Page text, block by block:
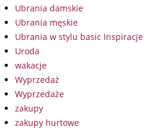
Ubrania damskie
Ubrania męskie
Ubrania w stylu basic Inspiracje
Uroda
wakacje
Wyprzedaż
Wyprzedaże
zakupy
zakupy hurtowe